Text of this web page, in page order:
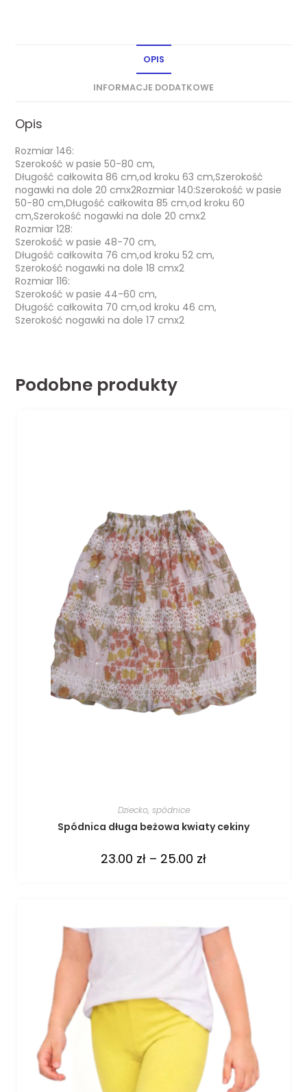
OPIS
INFORMACJE DODATKOWE
Opis
Rozmiar 146:
Szerokość w pasie 50-80 cm,
Długość całkowita 86 cm,od kroku 63 cm,Szerokość
nogawki na dole 20 cmx2Rozmiar 140:Szerokość w pasie
50-80 cm,Długość całkowita 85 cm,od kroku 60
cm,Szerokość nogawki na dole 20 cmx2
Rozmiar 128:
Szerokość w pasie 48-70 cm,
Długość całkowita 76 cm,od kroku 52 cm,
Szerokość nogawki na dole 18 cmx2
Rozmiar 116:
Szerokość w pasie 44-60 cm,
Długość całkowita 70 cm,od kroku 46 cm,
Szerokość nogawki na dole 17 cmx2
Podobne produkty
Dziecko, spódnice
Spódnica długa beżowa kwiaty cekiny
23.00 zł – 25.00 zł